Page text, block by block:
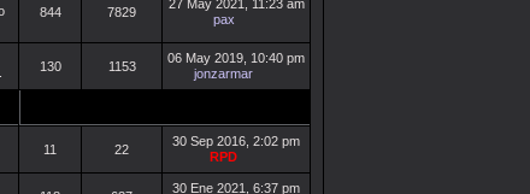
844 7829
27 May 2021, 11:23 am
pax
130 1153
06 May 2019, 10:40 pm
jonzarmar
30 Sep 2016, 2:02 pm
RPD